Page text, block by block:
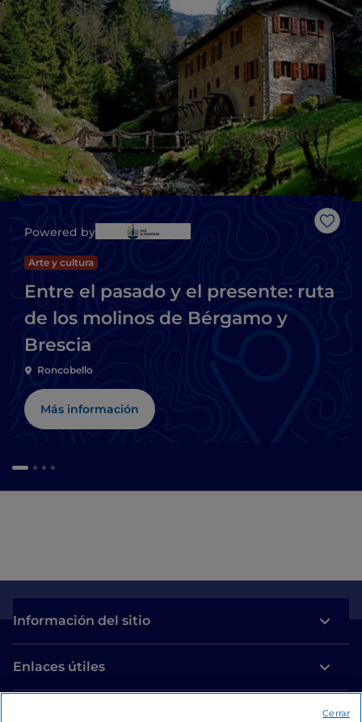
Me
Powered by
Arte y cultura
Entre el pasado y el presente: ruta
de los molinos de Bérgamo y
Brescia
Roncobello
Más información
Información del sitio
Enlaces útiles
Cerrar